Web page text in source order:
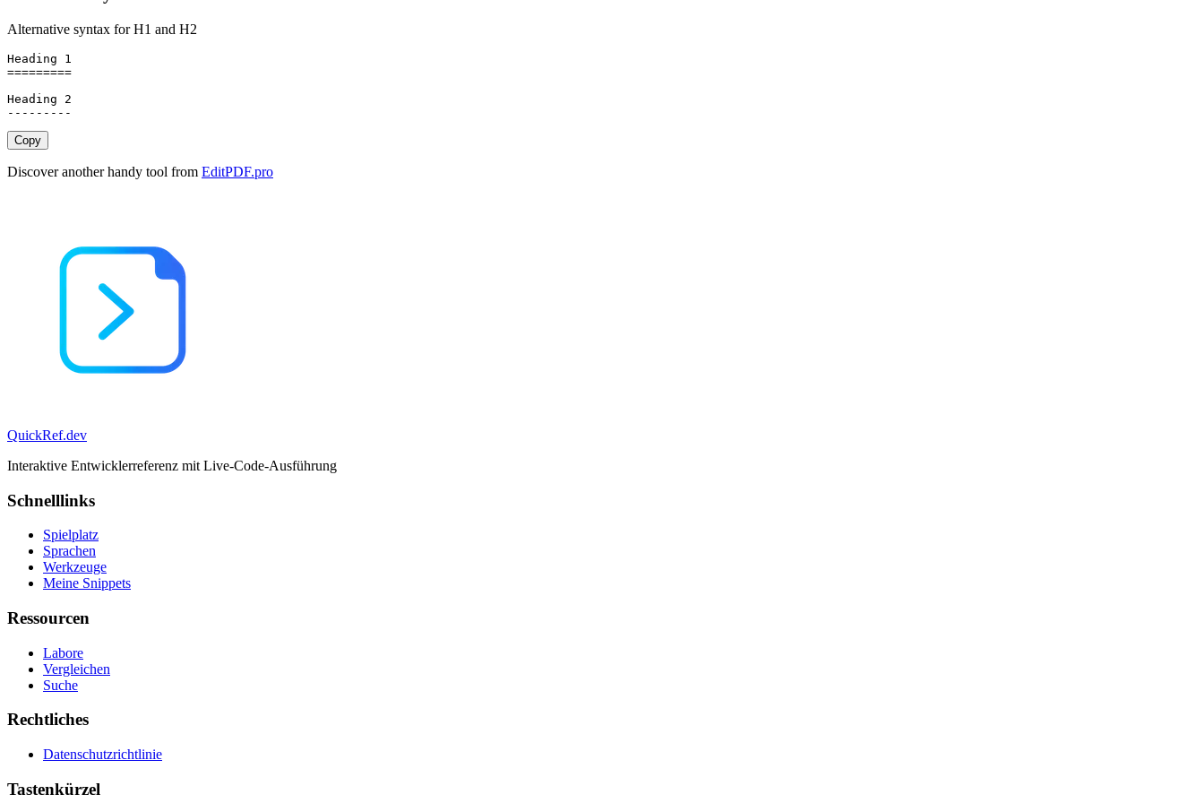
Alternative syntax for H1 and H2
Heading 1
=========
Heading 2
---------
Copy
Discover another handy tool from EditPDF.pro
QuickRef.dev
Interaktive Entwicklerreferenz mit Live-Code-Ausführung
Schnelllinks
Spielplatz
Sprachen
Werkzeuge
Meine Snippets
Ressourcen
Labore
Vergleichen
Suche
Rechtliches
Datenschutzrichtlinie
Tastenkürzel